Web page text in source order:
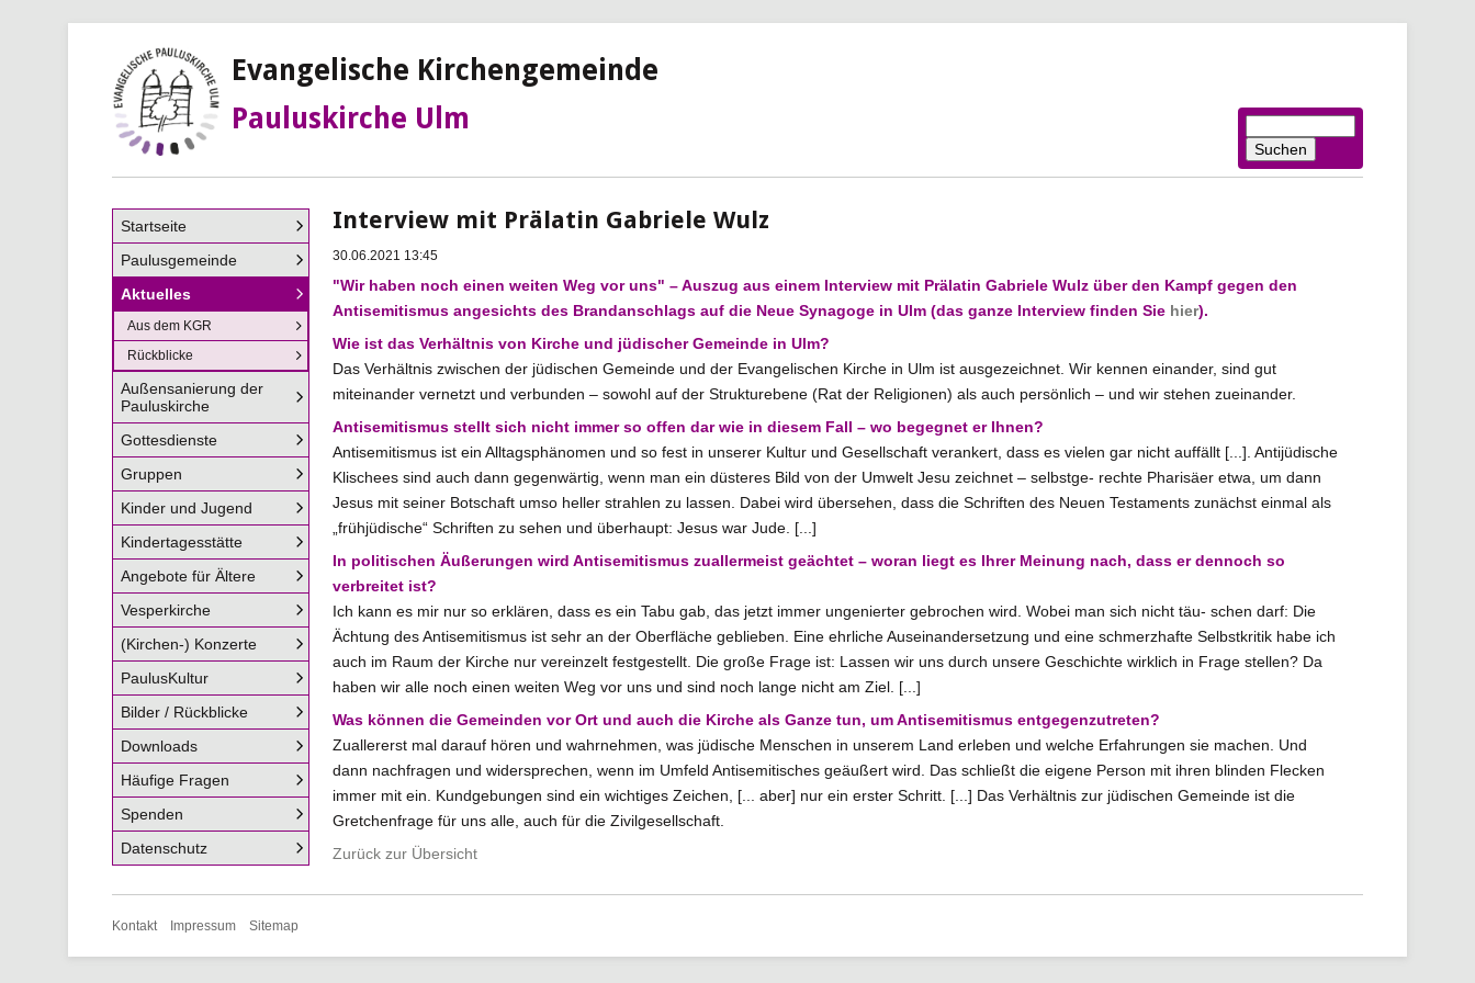
Evangelische Kirchengemeinde
Pauluskirche Ulm
Suchen
Interview mit Prälatin Gabriele Wulz
30.06.2021 13:45
"Wir haben noch einen weiten Weg vor uns" – Auszug aus einem Interview mit Prälatin Gabriele Wulz über den Kampf gegen den
Antisemitismus angesichts des Brandanschlags auf die Neue Synagoge in Ulm (das ganze Interview finden Sie hier).
Wie ist das Verhältnis von Kirche und jüdischer Gemeinde in Ulm?
Das Verhältnis zwischen der jüdischen Gemeinde und der Evangelischen Kirche in Ulm ist ausgezeichnet. Wir kennen einander, sind gut
miteinander vernetzt und verbunden – sowohl auf der Strukturebene (Rat der Religionen) als auch persönlich – und wir stehen zueinander.
Antisemitismus stellt sich nicht immer so offen dar wie in diesem Fall – wo begegnet er Ihnen?
Antisemitismus ist ein Alltagsphänomen und so fest in unserer Kultur und Gesellschaft verankert, dass es vielen gar nicht auffällt [...]. Antijüdische
Klischees sind auch dann gegenwärtig, wenn man ein düsteres Bild von der Umwelt Jesu zeichnet – selbstge- rechte Pharisäer etwa, um dann
Jesus mit seiner Botschaft umso heller strahlen zu lassen. Dabei wird übersehen, dass die Schriften des Neuen Testaments zunächst einmal als
„frühjüdische“ Schriften zu sehen und überhaupt: Jesus war Jude. [...]
In politischen Äußerungen wird Antisemitismus zuallermeist geächtet – woran liegt es Ihrer Meinung nach, dass er dennoch so
verbreitet ist?
Ich kann es mir nur so erklären, dass es ein Tabu gab, das jetzt immer ungenierter gebrochen wird. Wobei man sich nicht täu- schen darf: Die
Ächtung des Antisemitismus ist sehr an der Oberfläche geblieben. Eine ehrliche Auseinandersetzung und eine schmerzhafte Selbstkritik habe ich
auch im Raum der Kirche nur vereinzelt festgestellt. Die große Frage ist: Lassen wir uns durch unsere Geschichte wirklich in Frage stellen? Da
haben wir alle noch einen weiten Weg vor uns und sind noch lange nicht am Ziel. [...]
Was können die Gemeinden vor Ort und auch die Kirche als Ganze tun, um Antisemitismus entgegenzutreten?
Zuallererst mal darauf hören und wahrnehmen, was jüdische Menschen in unserem Land erleben und welche Erfahrungen sie machen. Und
dann nachfragen und widersprechen, wenn im Umfeld Antisemitisches geäußert wird. Das schließt die eigene Person mit ihren blinden Flecken
immer mit ein. Kundgebungen sind ein wichtiges Zeichen, [... aber] nur ein erster Schritt. [...] Das Verhältnis zur jüdischen Gemeinde ist die
Gretchenfrage für uns alle, auch für die Zivilgesellschaft.
Zurück zur Übersicht
Navigation
überspringen
Startseite
Paulusgemeinde
Aktuelles
Aus dem KGR
Rückblicke
Außensanierung der
Pauluskirche
Gottesdienste
Gruppen
Kinder und Jugend
Kindertagesstätte
Angebote für Ältere
Vesperkirche
(Kirchen-) Konzerte
PaulusKultur
Bilder / Rückblicke
Downloads
Häufige Fragen
Spenden
Datenschutz
Navigation
Kontakt Impressum Sitemap